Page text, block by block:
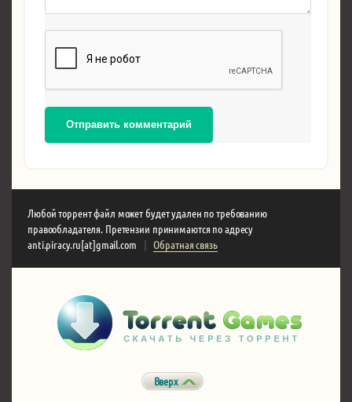
Отправить комментарий
Любой торрент файл может будет удален по требованию
правообладателя. Претензии принимаются по адресу
anti.piracy.ru[at]gmail.com
| Обратная связь
Вверх